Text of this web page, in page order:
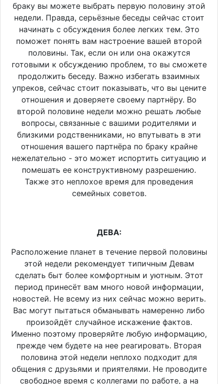
браку вы можете выбрать первую половину этой
недели. Правда, серьёзные беседы сейчас стоит
начинать с обсуждения более легких тем. Это
поможет понять вам настроение вашей второй
половины. Так, если он или она окажутся
готовыми к обсуждению проблем, то вы сможете
продолжить беседу. Важно избегать взаимных
упреков, сейчас стоит показывать, что вы цените
отношения и доверяете своему партнёру. Во
второй половине недели можно решать любые
вопросы, связанные с вашими родителями и
близкими родственниками, но впутывать в эти
отношения вашего партнёра по браку крайне
нежелательно - это может испортить ситуацию и
помешать ее конструктивному разрешению.
Также это неплохое время для проведения
семейных советов.
ДЕВА:
Расположение планет в течение первой половины
этой недели рекомендует типичным Девам
сделать быт более комфортным и уютным. Этот
период принесёт вам много новой информации,
новостей. Не всему из них сейчас можно верить.
Вас могут пытаться обманывать намеренно либо
произойдёт случайное искажение фактов.
Именно поэтому проверяйте любую информацию,
прежде чем будете на нее реагировать. Вторая
половина этой недели неплохо подходит для
общения с друзьями и приятелями. Не проводите
свободное время с коллегами по работе, а на